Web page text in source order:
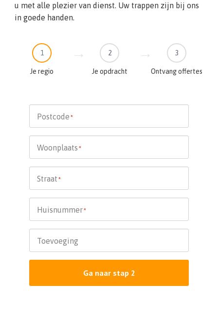
u met alle plezier van dienst. Uw trappen zijn bij ons
in goede handen.
1
Je regio
2
Je opdracht
3
Ontvang offertes
Postcode *
Woonplaats *
Straat *
Huisnummer*
Toevoeging
Ga naar stap 2